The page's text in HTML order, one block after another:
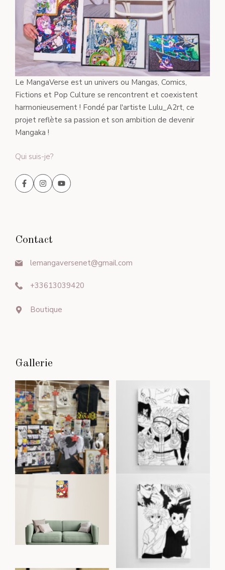
Le MangaVerse est un univers ou Mangas, Comics,
Fictions et Pop Culture se rencontrent et coexistent
harmonieusement ! Fondé par l'artiste Lulu_A2rt, ce
projet reflète sa passion et son ambition de devenir
Mangaka !
Qui suis-je?
Contact
lemangaversenet@gmail.com
+33613039420
Boutique
Gallerie